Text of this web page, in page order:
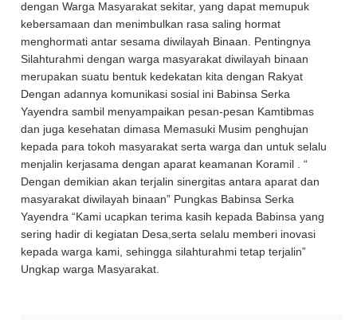
dengan Warga Masyarakat sekitar, yang dapat memupuk
kebersamaan dan menimbulkan rasa saling hormat
menghormati antar sesama diwilayah Binaan. Pentingnya
Silahturahmi dengan warga masyarakat diwilayah binaan
merupakan suatu bentuk kedekatan kita dengan Rakyat
Dengan adannya komunikasi sosial ini Babinsa Serka
Yayendra sambil menyampaikan pesan-pesan Kamtibmas
dan juga kesehatan dimasa Memasuki Musim penghujan
kepada para tokoh masyarakat serta warga dan untuk selalu
menjalin kerjasama dengan aparat keamanan Koramil . “
Dengan demikian akan terjalin sinergitas antara aparat dan
masyarakat diwilayah binaan” Pungkas Babinsa Serka
Yayendra “Kami ucapkan terima kasih kepada Babinsa yang
sering hadir di kegiatan Desa,serta selalu memberi inovasi
kepada warga kami, sehingga silahturahmi tetap terjalin”
Ungkap warga Masyarakat.